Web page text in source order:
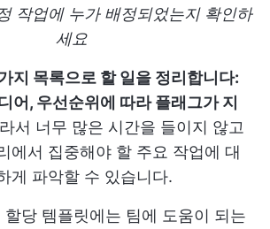
작업에 누가 배정되었는지 확인하
세요
지 목록으로 할 일을 정리합니다:
어, 우선순위에 따라 플래그가 지
서 너무 많은 시간을 들이지 않고
에서 집중해야 할 주요 작업에 대
게 파악할 수 있습니다.
당 템플릿에는 팀에 도움이 되는